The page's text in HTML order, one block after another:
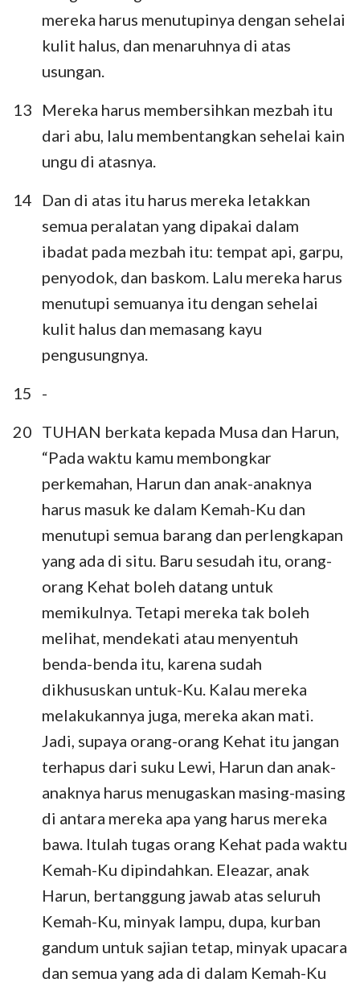
mereka harus menutupinya dengan sehelai
kulit halus, dan menaruhnya di atas
usungan.
13
Mereka harus membersihkan mezbah itu
dari abu, lalu membentangkan sehelai kain
ungu di atasnya.
14
Dan di atas itu harus mereka letakkan
semua peralatan yang dipakai dalam
ibadat pada mezbah itu: tempat api, garpu,
penyodok, dan baskom. Lalu mereka harus
menutupi semuanya itu dengan sehelai
kulit halus dan memasang kayu
pengusungnya.
15
-
20 TUHAN berkata kepada Musa dan Harun,
“Pada waktu kamu membongkar
perkemahan, Harun dan anak-anaknya
harus masuk ke dalam Kemah-Ku dan
menutupi semua barang dan perlengkapan
yang ada di situ. Baru sesudah itu, orang-
orang Kehat boleh datang untuk
memikulnya. Tetapi mereka tak boleh
melihat, mendekati atau menyentuh
benda-benda itu, karena sudah
dikhususkan untuk-Ku. Kalau mereka
melakukannya juga, mereka akan mati.
Jadi, supaya orang-orang Kehat itu jangan
terhapus dari suku Lewi, Harun dan anak-
anaknya harus menugaskan masing-masing
di antara mereka apa yang harus mereka
bawa. Itulah tugas orang Kehat pada waktu
Kemah-Ku dipindahkan. Eleazar, anak
Harun, bertanggung jawab atas seluruh
Kemah-Ku, minyak lampu, dupa, kurban
gandum untuk sajian tetap, minyak upacara
dan semua yang ada di dalam Kemah-Ku